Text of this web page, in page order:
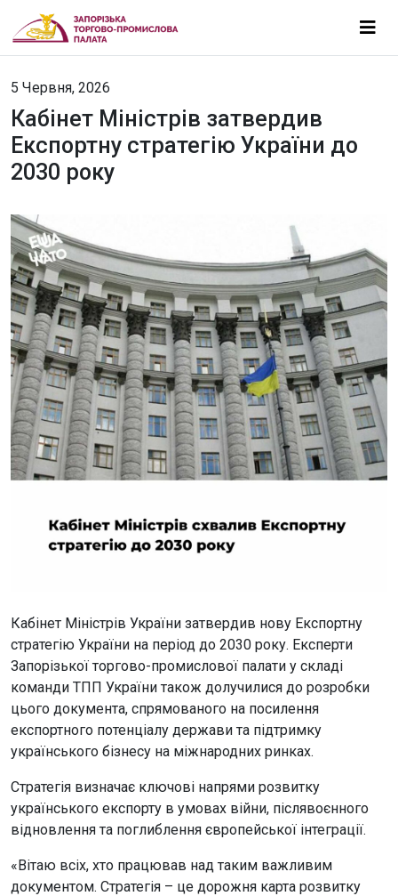
5 Червня, 2026
Кабінет Міністрів затвердив
Експортну стратегію України до
2030 року
Кабінет Міністрів України затвердив нову Експортну
стратегію України на період до 2030 року. Експерти
Запорізької торгово-промислової палати у складі
команди ТПП України також долучилися до розробки
цього документа, спрямованого на посилення
експортного потенціалу держави та підтримку
українського бізнесу на міжнародних ринках.
Стратегія визначає ключові напрями розвитку
українського експорту в умовах війни, післявоєнного
відновлення та поглиблення європейської інтеграції.
«Вітаю всіх, хто працював над таким важливим
документом. Стратегія – це дорожня карта розвитку